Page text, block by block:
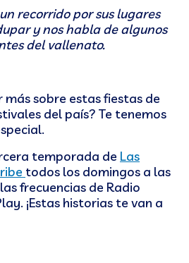
recorrido por sus lugares
y nos habla de algunos
del vallenato.
más sobre estas fiestas de
del país? Te tenemos
temporada de Las
todos los domingos a las
frecuencias de Radio
¡Estas historias te van a